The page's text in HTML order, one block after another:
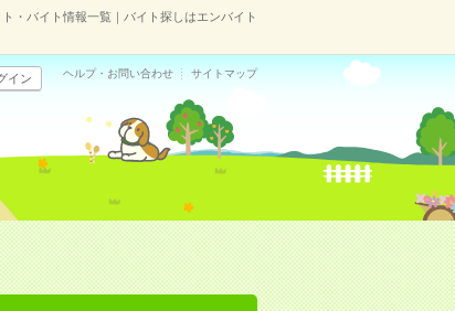
・バイト情報一覧｜バイト探しはエンバイト
イン ヘルプ・お問い合わせ サイトマップ